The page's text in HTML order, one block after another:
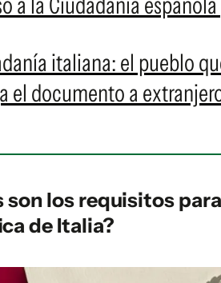
italiana: el pueblo
el documento a
son los requisitos
de Italia?